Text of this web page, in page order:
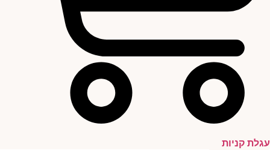
עגלת קניות